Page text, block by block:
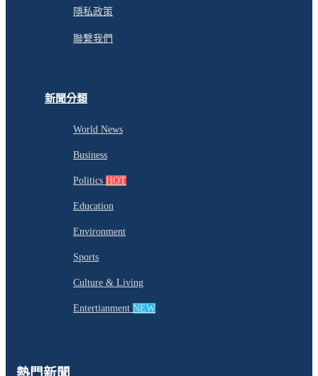
隱私政策
聯繫我們
新聞分類
World News
Business
Politics HOT
Education
Environment
Sports
Culture & Living
Entertianment NEW